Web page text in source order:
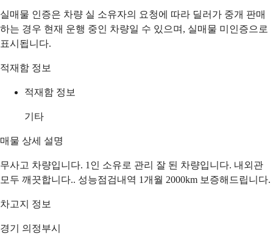
실매물 인증은 차량 실 소유자의 요청에 따라 딜러가 중개 판매
하는 경우 현재 운행 중인 차량일 수 있으며, 실매물 미인증으로
표시됩니다.
적재함 정보
적재함 정보
기타
매물 상세 설명
무사고 차량입니다. 1인 소유로 관리 잘 된 차량입니다. 내외관
모두 깨끗합니다.. 성능점검내역 1개월 2000km 보증해드립니다.
차고지 정보
경기 의정부시